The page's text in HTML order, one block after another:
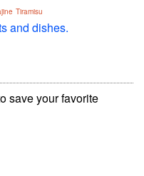
Tiramisu
and dishes.
save your favorite